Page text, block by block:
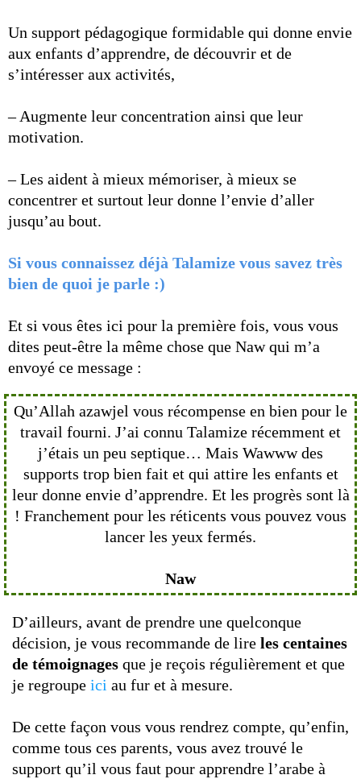
Un support pédagogique formidable qui donne envie
aux enfants d’apprendre, de découvrir et de
s’intéresser aux activités,
– Augmente leur concentration ainsi que leur
motivation.
– Les aident à mieux mémoriser, à mieux se
concentrer et surtout leur donne l’envie d’aller
jusqu’au bout.
Si vous connaissez déjà Talamize vous savez très
bien de quoi je parle :)
Et si vous êtes ici pour la première fois, vous vous
dites peut-être la même chose que Naw qui m’a
envoyé ce message :
Qu’Allah azawjel vous récompense en bien pour le
travail fourni. J’ai connu Talamize récemment et
j’étais un peu septique… Mais Wawww des
supports trop bien fait et qui attire les enfants et
leur donne envie d’apprendre. Et les progrès sont là
! Franchement pour les réticents vous pouvez vous
lancer les yeux fermés.
Naw
D’ailleurs, avant de prendre une quelconque
décision, je vous recommande de lire les centaines
de témoignages que je reçois régulièrement et que
je regroupe ici au fur et à mesure.
De cette façon vous vous rendrez compte, qu’enfin,
comme tous ces parents, vous avez trouvé le
support qu’il vous faut pour apprendre l’arabe à